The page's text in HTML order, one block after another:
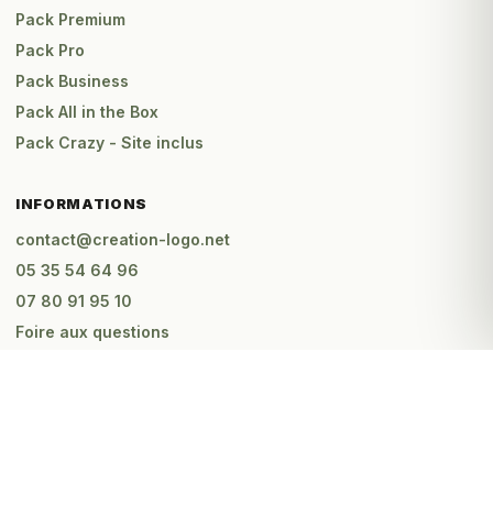
Pack Premium
Pack Pro
Pack Business
Pack All in the Box
Pack Crazy - Site inclus
INFORMATIONS
contact@creation-logo.net
05 35 54 64 96
07 80 91 95 10
Foire aux questions